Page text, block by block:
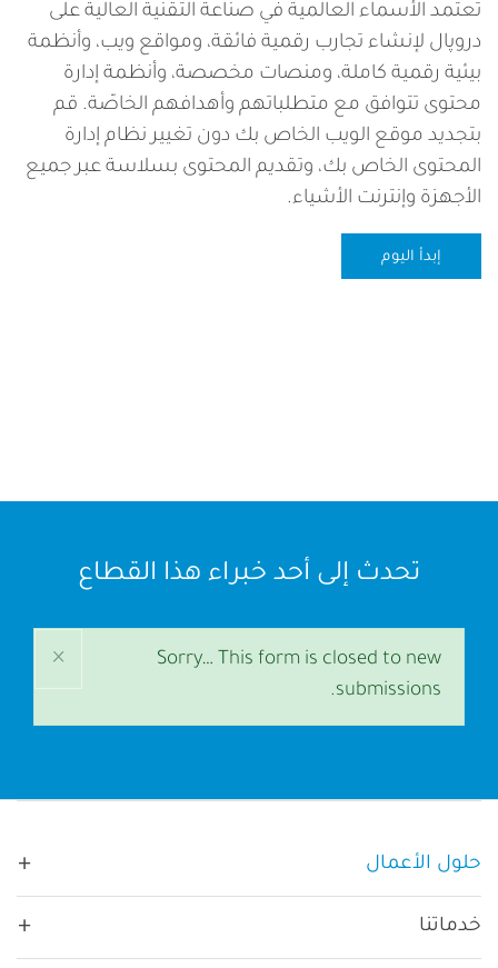
تعتمد الأسماء العالمية في صناعة التقنية العالية على
دروپال لإنشاء تجارب رقمية فائقة، ومواقع ويب، وأنظمة
بيئية رقمية كاملة، ومنصات مخصصة، وأنظمة إدارة
محتوى تتوافق مع متطلباتهم وأهدافهم الخاصّة. قم
بتجديد موقع الويب الخاص بك دون تغيير نظام إدارة
المحتوى الخاص بك، وتقديم المحتوى بسلاسة عبر جميع
الأجهزة وإنترنت الأشياء.
إبدأ اليوم
تحدث إلى أحد خبراء هذا القطاع
×
رسالة
الحالة
Sorry… This form is closed to new
submissions.
حلول الأعمال
خدماتنا